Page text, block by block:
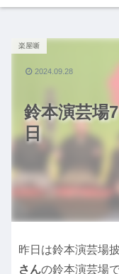
鈴本演芸
日
楽屋噺
2024.09.28
昨日は鈴本演芸場
さんの鈴本演芸場